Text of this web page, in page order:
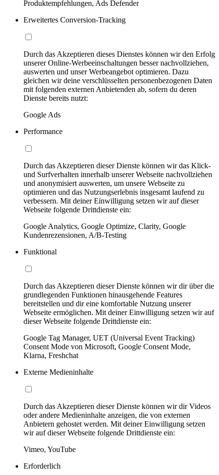
Produktempfehlungen, Ads Defender
Erweitertes Conversion-Tracking
Durch das Akzeptieren dieses Dienstes können wir den Erfolg
unserer Online-Werbeeinschaltungen besser nachvollziehen,
auswerten und unser Werbeangebot optimieren. Dazu
gleichen wir deine verschlüsselten personenbezogenen Daten
mit folgenden externen Anbietenden ab, sofern du deren
Dienste bereits nutzt:
Google Ads
Performance
Durch das Akzeptieren dieser Dienste können wir das Klick-
und Surfverhalten innerhalb unserer Webseite nachvollziehen
und anonymisiert auswerten, um unsere Webseite zu
optimieren und das Nutzungserlebnis insgesamt laufend zu
verbessern. Mit deiner Einwilligung setzen wir auf dieser
Webseite folgende Drittdienste ein:
Google Analytics, Google Optimize, Clarity, Google
Kundenrezensionen, A/B-Testing
Funktional
Durch das Akzeptieren dieser Dienste können wir dir über die
grundlegenden Funktionen hinausgehende Features
bereitstellen und dir eine komfortable Nutzung unserer
Webseite ermöglichen. Mit deiner Einwilligung setzen wir auf
dieser Webseite folgende Drittdienste ein:
Google Tag Manager, UET (Universal Event Tracking)
Consent Mode von Microsoft, Google Consent Mode,
Klarna, Freshchat
Externe Medieninhalte
Durch das Akzeptieren dieser Dienste können wir dir Videos
oder andere Medieninhalte anzeigen, die von externen
Anbietern gehostet werden. Mit deiner Einwilligung setzen
wir auf dieser Webseite folgende Drittdienste ein:
Vimeo, YouTube
Erforderlich